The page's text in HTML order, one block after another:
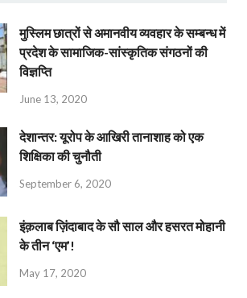
मुस्लिम छात्रों से अमानवीय व्यवहार के सम्बन्ध में
प्रदेश के सामाजिक-सांस्कृतिक संगठनों की
विज्ञप्ति
June 13, 2020
देशान्‍तर: यूरोप के आखिरी तानाशाह को एक
शिक्षिका की चुनौती
September 6, 2020
इंक़लाब ज़िंदाबाद के सौ साल और हसरत मोहानी
के तीन ‘एम’!
May 17, 2020